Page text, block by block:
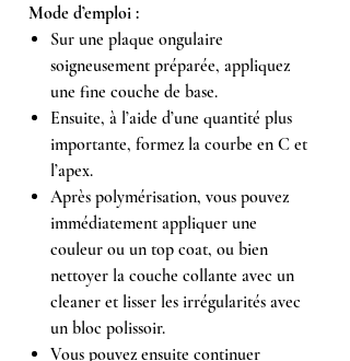
Mode d’emploi :
Sur une plaque ongulaire
soigneusement préparée, appliquez
une fine couche de base.
Ensuite, à l’aide d’une quantité plus
importante, formez la courbe en C et
l’apex.
Après polymérisation, vous pouvez
immédiatement appliquer une
couleur ou un top coat, ou bien
nettoyer la couche collante avec un
cleaner et lisser les irrégularités avec
un bloc polissoir.
Vous pouvez ensuite continuer